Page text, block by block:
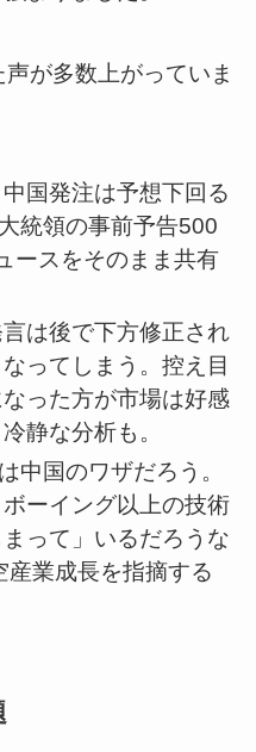
が多数上がっていま
国発注は予想下回る
統領の事前予告500
ースをそのまま共有
言は後で下方修正され
ってしまう。控え目
った方が市場は好感
静な分析も。
中国のワザだろう。
ーイング以上の技術
って」いるだろうな
業成長を指摘する